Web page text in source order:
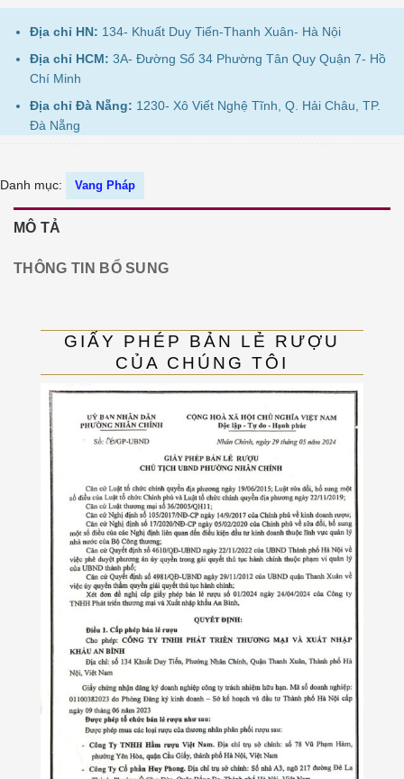
Địa chỉ HN: 134- Khuất Duy Tiến-Thanh Xuân- Hà Nội
Địa chỉ HCM: 3A- Đường Số 34 Phường Tân Quy Quận 7- Hồ
Chí Minh
Địa chỉ Đà Nẵng: 1230- Xô Viết Nghệ Tĩnh, Q. Hải Châu, TP.
Đà Nẵng
Danh mục: Vang Pháp
MÔ TẢ
THÔNG TIN BỔ SUNG
GIẤY PHÉP BẢN LẺ RƯỢU
CỦA CHÚNG TÔI